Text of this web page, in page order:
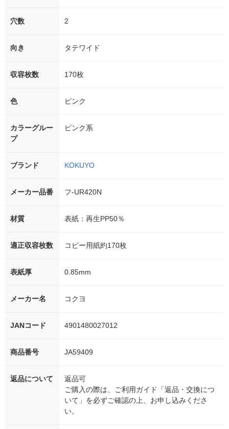
穴数 2
向き タテワイド
収容枚数 170枚
色 ピンク
カラーグルー
プ
ピンク系
ブランド KOKUYO
メーカー品番 フ-UR420N
材質 表紙：再生PP50％
適正収容枚数 コピー用紙約170枚
表紙厚 0.85mm
メーカー名 コクヨ
JANコード 4901480027012
商品番号 JA59409
返品について
返品可
ご購入の際は、ご利用ガイド「返品・交換につ
いて」を必ずご確認の上、お申し込みくださ
い。